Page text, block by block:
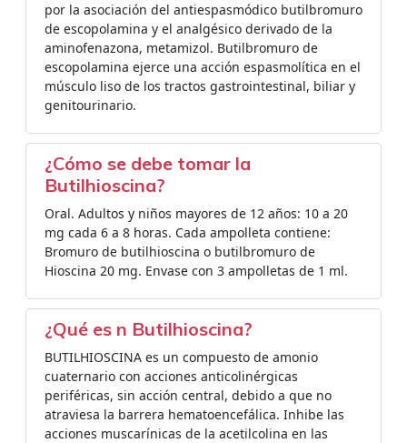
por la asociación del antiespasmódico butilbromuro
de escopolamina y el analgésico derivado de la
aminofenazona, metamizol. Butilbromuro de
escopolamina ejerce una acción espasmolítica en el
músculo liso de los tractos gastrointestinal, biliar y
genitourinario.
¿Cómo se debe tomar la
Butilhioscina?
Oral. Adultos y niños mayores de 12 años: 10 a 20
mg cada 6 a 8 horas. Cada ampolleta contiene:
Bromuro de butilhioscina o butilbromuro de
Hioscina 20 mg. Envase con 3 ampolletas de 1 ml.
¿Qué es n Butilhioscina?
BUTILHIOSCINA es un compuesto de amonio
cuaternario con acciones anticolinérgicas
periféricas, sin acción central, debido a que no
atraviesa la barrera hematoencefálica. Inhibe las
acciones muscarínicas de la acetilcolina en las